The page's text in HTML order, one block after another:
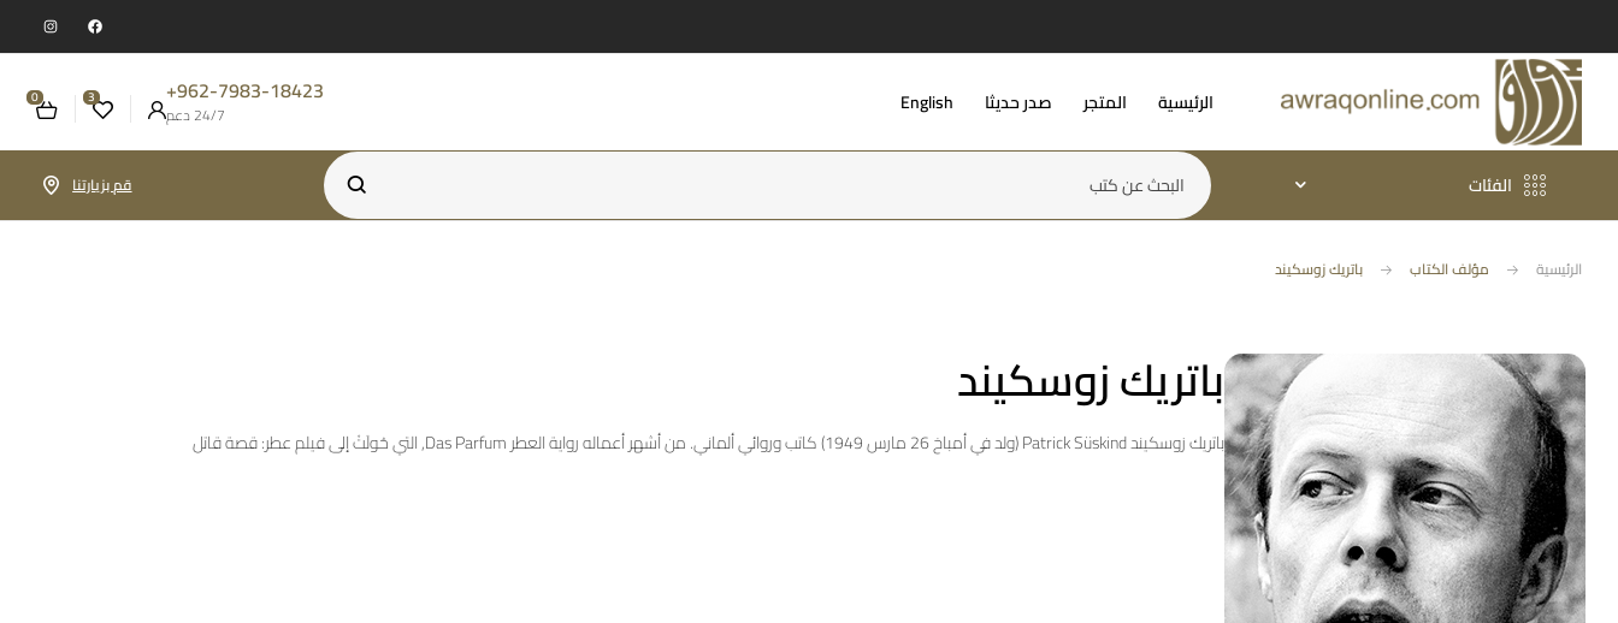
الرئيسية المتجر صدر حديثا English
962-7983-18423+
24/7 دعم
3
0
الفئات قم بزيارتنا
الرئيسية مؤلف الكتاب باتريك زوسكيند
باتريك زوسكيند
باتريك زوسكيند Patrick Süskind (ولد في أمباخ 26 مارس 1949) كاتب وروائي ألماني. من أشهر أعماله رواية العطر Das Parfum, التي حُولَتْ إلى فيلم عطر: قصة قاتل